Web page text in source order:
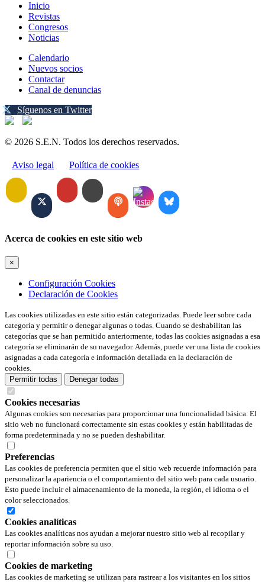
Inicio
Revistas
Congresos
Noticias
Calendario
Nuevos socios
Contactar
Canal de denuncias
Síguenos en Twitter
© 2026 S.E.N. Todos los derechos reservados.
Aviso legal Política de cookies
Acerca de cookies en este sitio web
×
Configuración Cookies
Declaración de Cookies
Las cookies utilizadas en este sitio están categorizadas. Puede leer sobre cada
categoría y permitir o denegar algunas o todas. Cuando se deshabilitan las
categorías que se han permitido anteriormente, todas las cookies asignadas a esa
categoría se eliminarán de su navegador. Además, puede ver una lista de cookies
asignadas a cada categoría e información detallada en la declaración de
cookies.
Permitir todas
Denegar todas
Cookies necesarias
Algunas cookies son necesarias para proporcionar una funcionalidad básica. El
sitio web no funcionará correctamente sin estas cookies y están habilitadas de
forma predeterminada y no se pueden deshabilitar.
Preferencias
Las cookies de preferencia permiten que el sitio web recuerde información para
personalizar la apariencia o el comportamiento del sitio web para cada usuario.
Esto puede incluir el almacenamiento de la moneda, la región, el idioma o el
color seleccionados.
Cookies analíticas
Las cookies analíticas nos ayudan a mejorar nuestro sitio web al recopilar y
reportar información sobre su uso.
Cookies de marketing
Las cookies de marketing se utilizan para rastrear a los visitantes en los sitios